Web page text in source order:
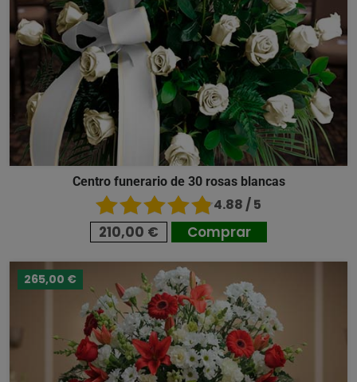
Centro funerario de 30 rosas blancas
4.88 / 5
210,00 € Comprar
265,00 €